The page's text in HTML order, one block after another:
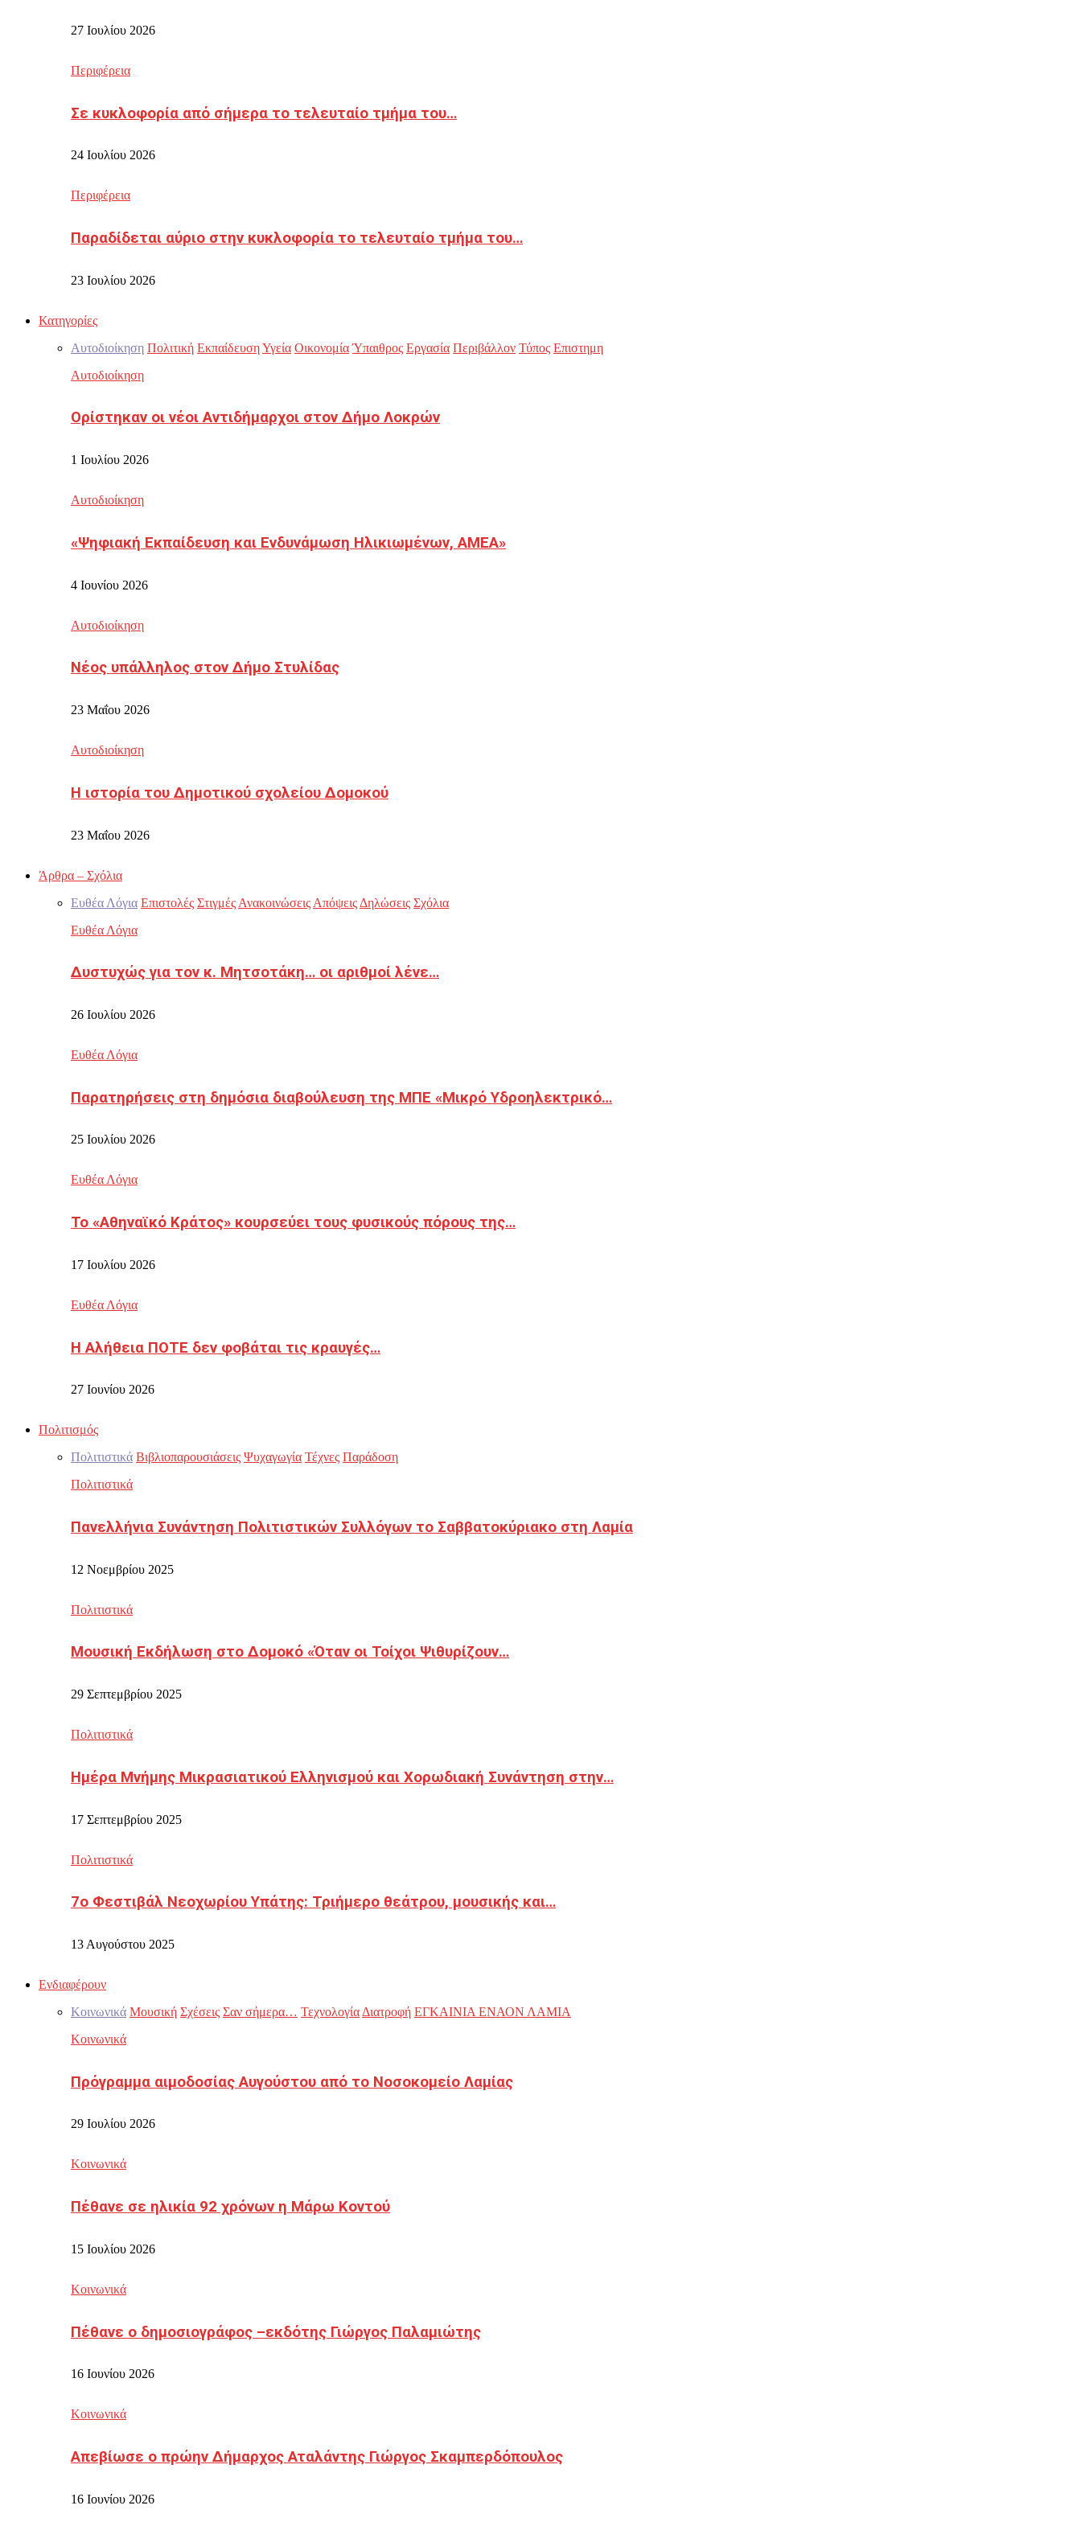
27 Ιουλίου 2026
Περιφέρεια
Σε κυκλοφορία από σήμερα το τελευταίο τμήμα του…
24 Ιουλίου 2026
Περιφέρεια
Παραδίδεται αύριο στην κυκλοφορία το τελευταίο τμήμα του…
23 Ιουλίου 2026
Κατηγορίες
Αυτοδιοίκηση Πολιτική ΕκπαίδευσηΥγεία Οικονομία Ύπαιθρος Εργασία Περιβάλλον Τύπος Επιστημη
Αυτοδιοίκηση
Ορίστηκαν οι νέοι Αντιδήμαρχοι στον Δήμο Λοκρών
1 Ιουλίου 2026
Αυτοδιοίκηση
«Ψηφιακή Εκπαίδευση και Ενδυνάμωση Ηλικιωμένων, ΑΜΕΑ»
4 Ιουνίου 2026
Αυτοδιοίκηση
Νέος υπάλληλος στον Δήμο Στυλίδας
23 Μαΐου 2026
Αυτοδιοίκηση
Η ιστορία του Δημοτικού σχολείου Δομοκού
23 Μαΐου 2026
Άρθρα – Σχόλια
Ευθέα Λόγια Επιστολές Στιγμές Ανακοινώσεις Απόψεις Δηλώσεις Σχόλια
Ευθέα Λόγια
Δυστυχώς για τον κ. Μητσοτάκη… οι αριθμοί λένε…
26 Ιουλίου 2026
Ευθέα Λόγια
Παρατηρήσεις στη δημόσια διαβούλευση της ΜΠΕ «Μικρό Υδροηλεκτρικό…
25 Ιουλίου 2026
Ευθέα Λόγια
Το «Αθηναϊκό Κράτος» κουρσεύει τους φυσικούς πόρους της…
17 Ιουλίου 2026
Ευθέα Λόγια
Η Αλήθεια ΠΟΤΕ δεν φοβάται τις κραυγές…
27 Ιουνίου 2026
Πολιτισμός
Πολιτιστικά Βιβλιοπαρουσιάσεις Ψυχαγωγία Τέχνες Παράδοση
Πολιτιστικά
Πανελλήνια Συνάντηση Πολιτιστικών Συλλόγων το Σαββατοκύριακο στη Λαμία
12 Νοεμβρίου 2025
Πολιτιστικά
Μουσική Εκδήλωση στο Δομοκό «Όταν οι Τοίχοι Ψιθυρίζουν…
29 Σεπτεμβρίου 2025
Πολιτιστικά
Ημέρα Μνήμης Μικρασιατικού Ελληνισμού και Χορωδιακή Συνάντηση στην…
17 Σεπτεμβρίου 2025
Πολιτιστικά
7ο Φεστιβάλ Νεοχωρίου Υπάτης: Τριήμερο θεάτρου, μουσικής και…
13 Αυγούστου 2025
Ενδιαφέρουν
Κοινωνικά Μουσική Σχέσεις Σαν σήμερα… Τεχνολογία Διατροφή ΕΓΚΑΙΝΙΑ ΕΝΑΟΝ ΛΑΜΙΑ
Κοινωνικά
Πρόγραμμα αιμοδοσίας Αυγούστου από το Νοσοκομείο Λαμίας
29 Ιουλίου 2026
Κοινωνικά
Πέθανε σε ηλικία 92 χρόνων η Μάρω Κοντού
15 Ιουλίου 2026
Κοινωνικά
Πέθανε ο δημοσιογράφος –εκδότης Γιώργος Παλαμιώτης
16 Ιουνίου 2026
Κοινωνικά
Απεβίωσε ο πρώην Δήμαρχος Αταλάντης Γιώργος Σκαμπερδόπουλος
16 Ιουνίου 2026